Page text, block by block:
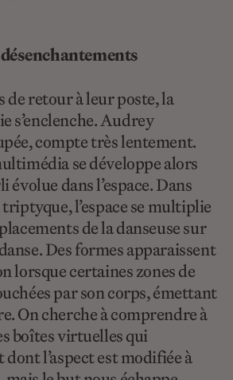
retour à leur poste, la
s’enclenche. Audrey
compte très lentement.
se développe alors
évolue dans l’espace. Dans
l’espace se multiplie
de la danseuse sur
Des formes apparaissent
lorsque certaines zones de
par son corps, émettant
On cherche à comprendre à
boîtes virtuelles qui
l’aspect est modifiée à